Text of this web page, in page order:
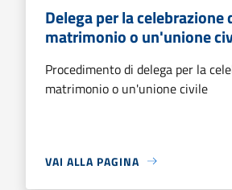
Delega per la celebrazione
matrimonio o un'unione
Procedimento di delega per la
matrimonio o un'unione civile
VAI ALLA PAGINA